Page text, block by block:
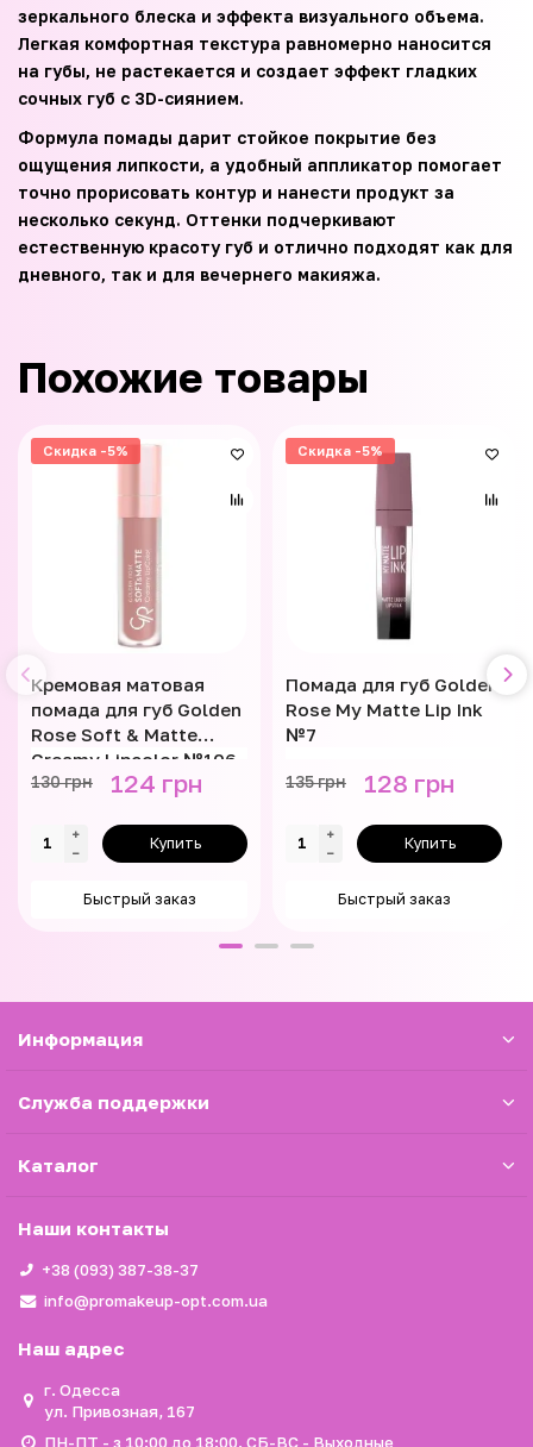
зеркального блеска и эффекта визуального объема.
Легкая комфортная текстура равномерно наносится
на губы, не растекается и создает эффект гладких
сочных губ с 3D-сиянием.
Формула помады дарит стойкое покрытие без
ощущения липкости, а удобный аппликатор помогает
точно прорисовать контур и нанести продукт за
несколько секунд. Оттенки подчеркивают
естественную красоту губ и отлично подходят как для
дневного, так и для вечернего макияжа.
Похожие товары
Скидка -5%
Кремовая матовая
помада для губ Golden
Rose Soft & Matte
Creamy Lipcolor №106
130 грн 124 грн
Купить
Быстрый заказ
Скидка -5%
Помада для губ Golden
Rose My Matte Lip Ink
№7
135 грн 128 грн
Купить
Быстрый заказ
Информация
Служба поддержки
Каталог
Наши контакты
+38 (093) 387-38-37
info@promakeup-opt.com.ua
Наш адрес
г. Одесса
ул. Привозная, 167
ПН-ПТ - з 10:00 до 18:00. СБ-ВС - Выходные